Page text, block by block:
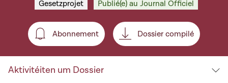
Gesetzprojet Publié(e) au Journal Officiel
Abonnement
Abonnement Dossier compilé
Aktivitéiten um Dossier